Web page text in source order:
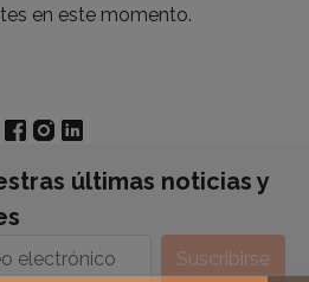
en este momento.
últimas noticias y